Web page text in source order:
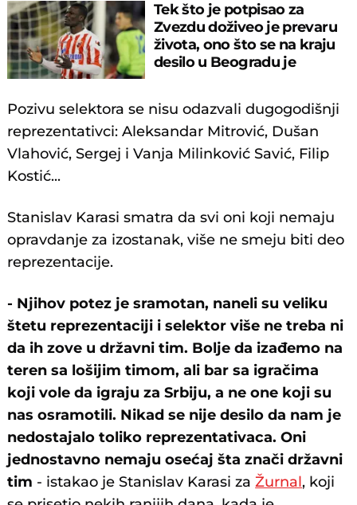
Tek što je potpisao za
Zvezdu doživeo je prevaru
života, ono što se na kraju
desilo u Beogradu je
Pozivu selektora se nisu odazvali dugogodišnji
reprezentativci: Aleksandar Mitrović, Dušan
Vlahović, Sergej i Vanja Milinković Savić, Filip
Kostić...
Stanislav Karasi smatra da svi oni koji nemaju
opravdanje za izostanak, više ne smeju biti deo
reprezentacije.
- Njihov potez je sramotan, naneli su veliku
štetu reprezentaciji i selektor više ne treba ni
da ih zove u državni tim. Bolje da izađemo na
teren sa lošijim timom, ali bar sa igračima
koji vole da igraju za Srbiju, a ne one koji su
nas osramotili. Nikad se nije desilo da nam je
nedostajalo toliko reprezentativaca. Oni
jednostavno nemaju osećaj šta znači državni
tim - istakao je Stanislav Karasi zaŽurnal, koji